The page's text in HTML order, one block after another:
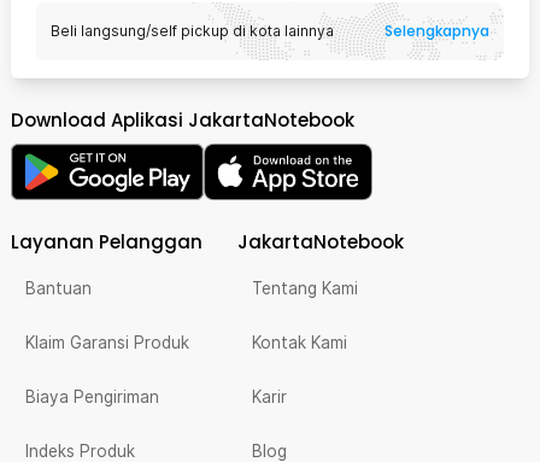
Beli langsung/self pickup di kota lainnya Selengkapnya
Download Aplikasi JakartaNotebook
Layanan Pelanggan
Bantuan
Klaim Garansi Produk
Biaya Pengiriman
Indeks Produk
JakartaNotebook
Tentang Kami
Kontak Kami
Karir
Blog